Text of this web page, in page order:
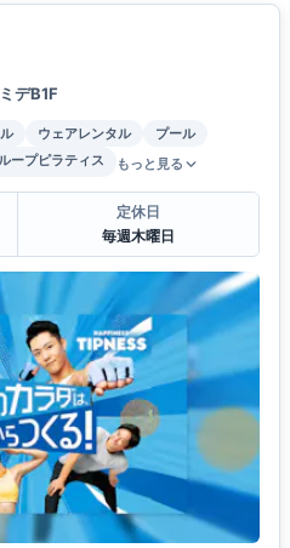
デB1F
ウェアレンタル
プール
ープピラティス もっと見る
定休日
毎週木曜日